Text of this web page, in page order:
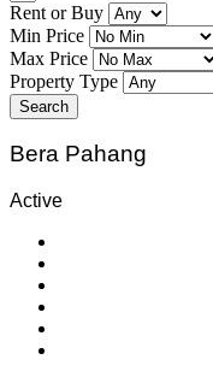
Rent or Buy
Min Price
Max Price
Property Type
Search
Bera Pahang
Active